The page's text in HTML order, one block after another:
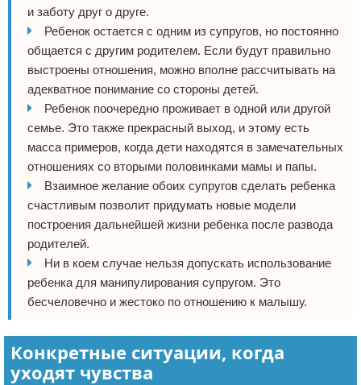
и заботу друг о друге.
Ребенок остается с одним из супругов, но постоянно
общается с другим родителем. Если будут правильно
выстроены отношения, можно вполне рассчитывать на
адекватное понимание со стороны детей.
Ребенок поочередно проживает в одной или другой
семье. Это также прекрасный выход, и этому есть
масса примеров, когда дети находятся в замечательных
отношениях со вторыми половинками мамы и папы.
Взаимное желание обоих супругов сделать ребенка
счастливым позволит придумать новые модели
построения дальнейшей жизни ребенка после развода
родителей.
Ни в коем случае нельзя допускать использование
ребенка для манипулирования супругом. Это
бесчеловечно и жестоко по отношению к малышу.
Конкретные ситуации, когда
уходят чувства